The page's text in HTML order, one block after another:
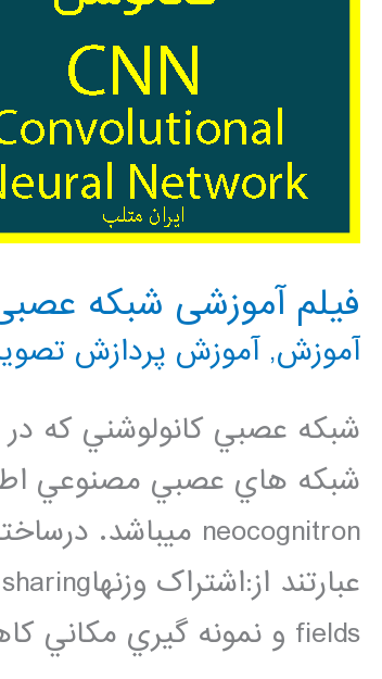
فیلم آموزشی شبکه
آموزش,آموزش پردازش
شبکه هاي عصبي مصنوعي
fields و نمونه گيري مکاني کاهشي spatial down sampling. […]